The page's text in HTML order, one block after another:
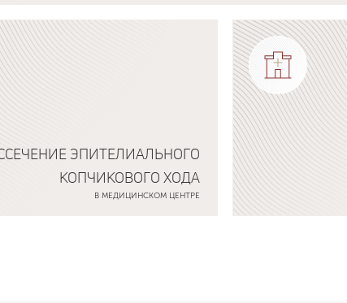
ЭПИТЕЛИАЛЬНОГО
КОПЧИКОВОГО ХОДА
В МЕДИЦИНСКОМ ЦЕНТРЕ